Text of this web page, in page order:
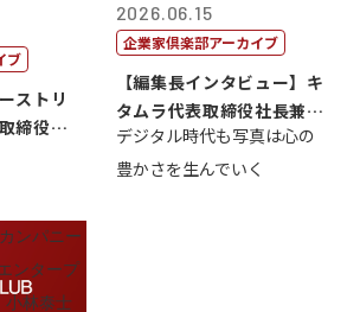
ブ
ストリ
締役会
2026.06.15
企業家倶楽部アーカイブ
【編集長インタビュー】キ
タムラ代表取締役社長兼Ｃ
ＯＯ 武川 ...
デジタル時代も写真は心の
豊かさを生んでいく